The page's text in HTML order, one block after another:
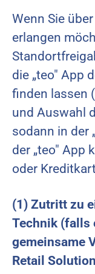
Wenn Sie
erlangen
die „teo" App
finden lassen
und Auswahl
sodann in der
der „teo" App
oder
(1) Zutritt zu
Technik (falls
gemeinsame
Retail